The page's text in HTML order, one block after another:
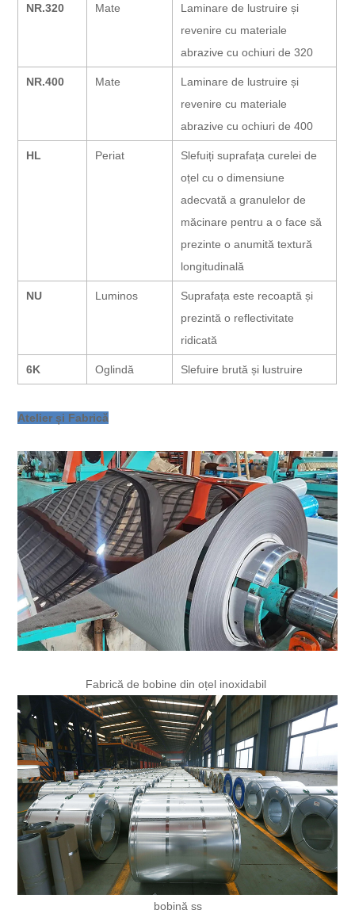
NR.320 Mate
Laminare de lustruire și
revenire cu materiale
abrazive cu ochiuri de 320
NR.400 Mate
Laminare de lustruire și
revenire cu materiale
abrazive cu ochiuri de 400
HL Periat
Slefuiți suprafața curelei de
oțel cu o dimensiune
adecvată a granulelor de
măcinare pentru a o face să
prezinte o anumită textură
longitudinală
NU Luminos
Suprafața este recoaptă și
prezintă o reflectivitate
ridicată
6K Oglindă Slefuire brută și lustruire
Atelier și Fabrică
Fabrică de bobine din oțel inoxidabil
bobină ss